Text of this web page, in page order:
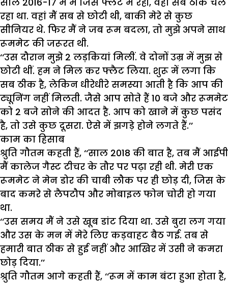
रहा था. वहां मैं सब से छोटी थी, बाकी मेरे से कुछ
सीनियर थे. फिर मैं ने जब रूम बदला, तो मुझे अपने साथ
रूममेट की जरूरत थी.
‘‘उस दौरान मुझे 2 लड़कियां मिलीं. वे दोनों उम्र में मुझ से
छोटी थीं. हम ने मिल कर फ्लैट लिया. शुरू में लगा कि
सब ठीक है, लेकिन धीरेधीरे समस्या आती है कि आप की
ट्यूनिंग नहीं मिलती. जैसे आप सोते हैं 10 बजे और रूममेट
को 2 बजे सोने की आदत है. आप को खाने में कुछ पसंद
है, तो उसे कुछ दूसरा. ऐसे में झगड़े होने लगते हैं.’’
काम का हिसाब
श्रुति गौतम कहती हैं, ‘‘साल 2018 की बात है, तब मैं आईपी
मैं कालेज गैस्ट टीचर के तौर पर पढ़ा रही थी. मेरी एक
रूममेट ने मेन डोर की चाबी लौक पर ही छोड़ दी, जिस के
बाद कमरे से लैपटौप और मोबाइल फोन चोरी हो गया
था.
‘‘उस समय मैं ने उसे खूब डांट दिया था. उसे बुरा लग गया
और उस के मन में मेरे लिए कड़वाहट बैठ गई. तब से
हमारी बात ठीक से हुई नहीं और आखिर में उसी ने कमरा
छोड़ दिया.’’
श्रुति गौतम आगे कहती हैं, ‘‘रूम में काम बंटा हुआ होता है,